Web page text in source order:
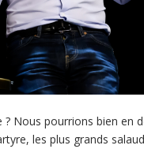
Nous pourrions bien en
les plus grands